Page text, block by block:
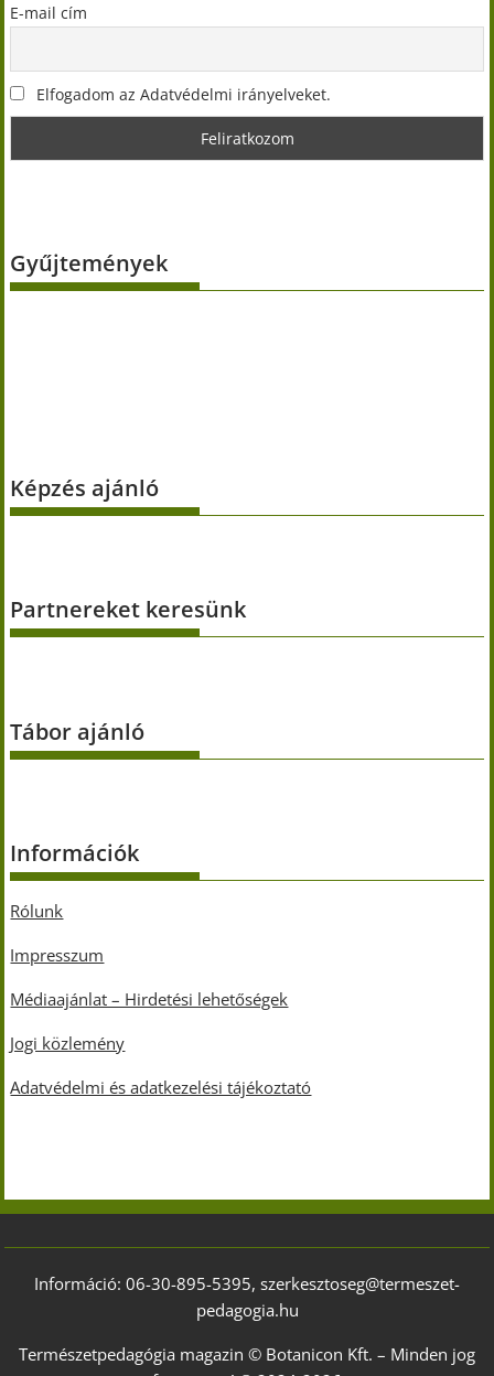
E-mail cím
Elfogadom az Adatvédelmi irányelveket.
Gyűjtemények
Képzés ajánló
Partnereket keresünk
Tábor ajánló
Információk
Rólunk
Impresszum
Médiaajánlat – Hirdetési lehetőségek
Jogi közlemény
Adatvédelmi és adatkezelési tájékoztató
Információ: 06-30-895-5395, szerkesztoseg@termeszet-
pedagogia.hu
Természetpedagógia magazin © Botanicon Kft. – Minden jog